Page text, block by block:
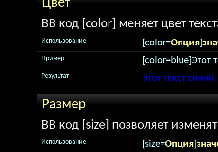
Цвет
BB код [color] меняет цвет
[color=Опция]
Использование
[color=blue]Этот
Пример
Этот текст синий
Результат
Размер
BB код [size] позволяет
[size=Опция]
Использование